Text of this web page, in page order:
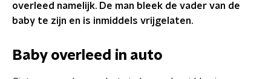
overleed namelijk. De man bleek de vader van de
baby te zijn en is inmiddels vrijgelaten.
Baby overleed in auto